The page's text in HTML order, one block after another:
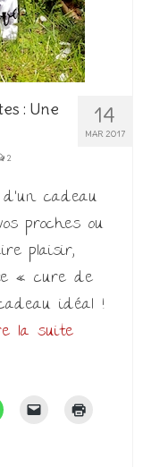
14
MAR 2017
: Une
2
cadeau
proches ou
plaisir,
« cure de
idéal !
la suite­­